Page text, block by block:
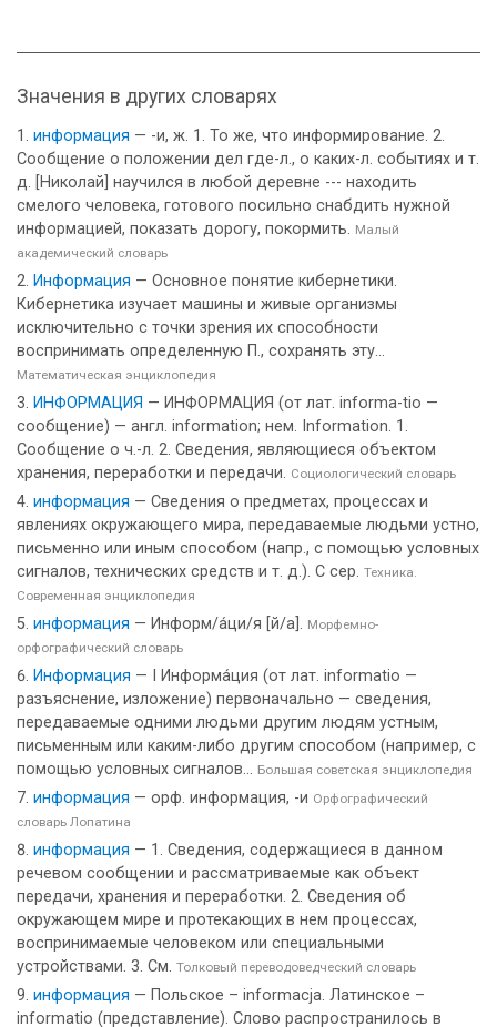
Значения в других словарях
информация — -и, ж. 1. То же, что информирование. 2.
Сообщение о положении дел где-л., о каких-л. событиях и т.
д. [Николай] научился в любой деревне --- находить
смелого человека, готового посильно снабдить нужной
информацией, показать дорогу, покормить. Малый
академический словарь
Информация — Основное понятие кибернетики.
Кибернетика изучает машины и живые организмы
исключительно с точки зрения их способности
воспринимать определенную П., сохранять эту...
Математическая энциклопедия
ИНФОРМАЦИЯ — ИНФОРМАЦИЯ (от лат. informa-tio —
сообщение) — англ. information; нем. Information. 1.
Сообщение о ч.-л. 2. Сведения, являющиеся объектом
хранения, переработки и передачи. Социологический словарь
информация — Сведения о предметах, процессах и
явлениях окружающего мира, передаваемые людьми устно,
письменно или иным способом (напр., с помощью условных
сигналов, технических средств и т. д.). С сер. Техника.
Современная энциклопедия
информация — Информ/а́ци/я [й/а]. Морфемно-
орфографический словарь
Информация — I Информа́ция (от лат. informatio —
разъяснение, изложение) первоначально — сведения,
передаваемые одними людьми другим людям устным,
письменным или каким-либо другим способом (например, с
помощью условных сигналов... Большая советская энциклопедия
информация — орф. информация, -и Орфографический
словарь Лопатина
информация — 1. Сведения, содержащиеся в данном
речевом сообщении и рассматриваемые как объект
передачи, хранения и переработки. 2. Сведения об
окружающем мире и протекающих в нем процессах,
воспринимаемые человеком или специальными
устройствами. 3. См. Толковый переводоведческий словарь
информация — Польское – informacja. Латинское –
informatio (представление). Слово распространилось в